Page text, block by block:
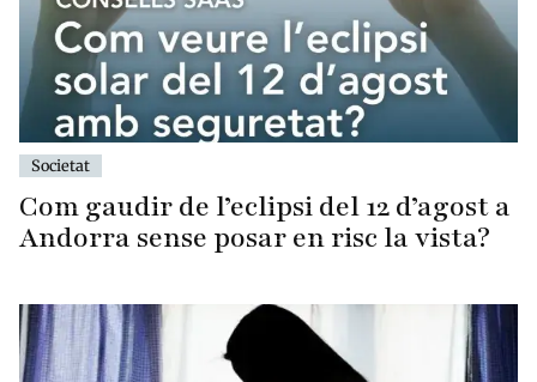
Societat
Com gaudir de l’eclipsi del 12 d’agost a
Andorra sense posar en risc la vista?